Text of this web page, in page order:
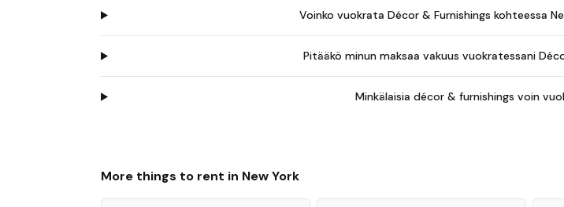
Voinko vuokrata Décor & Furnishings kohteessa
Pitääkö minun maksaa vakuus vuokratessani
Minkälaisia décor & furnishings voin
More things to rent in New York